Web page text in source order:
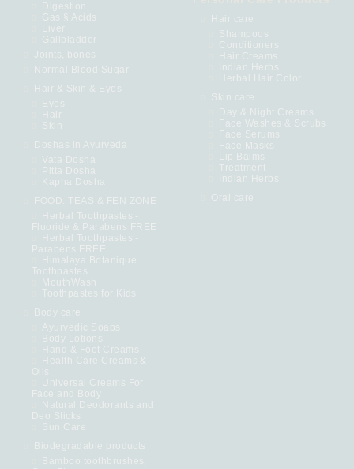
Digestion
Gas § Acids
Liver
Gallbladder
Joints, bones
Normal Blood Sugar
Hair & Skin & Eyes
Eyes
Hair
Skin
Doshas in Ayurveda
Vata Dosha
Pitta Dosha
Kapha Dosha
FOOD. TEAS & FEN ZONE
Hair care
Shampoos
Conditioners
Hair Creams
Indian Herbs
Herbal Hair Color
Skin care
Day & Night Creams
Face Washes & Scrubs
Face Serums
Face Masks
Lip Balms
Treatment
Indian Herbs
Oral care
Herbal Toothpastes -
Fluoride & Parabens FREE
Herbal Toothpastes -
Parabens FREE
Himalaya Botanique
Toothpastes
MouthWash
Toothpastes for Kids
Body care
Ayurvedic Soaps
Body Lotions
Hand & Foot Creams
Health Care Creams &
Oils
Universal Creams For
Face and Body
Natural Deodorants and
Deo Sticks
Sun Care
Biodegradable products
Bamboo toothbrushes,